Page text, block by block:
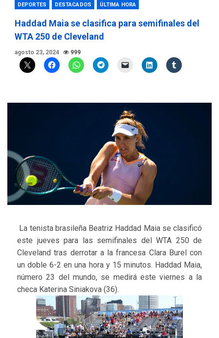
DEPORTES DESTACADOS ÚLTIMA HORA
Haddad Maia se clasifica para semifinales del
WTA 250 de Cleveland
agosto 23, 2024 999
La tenista brasileña Beatriz Haddad Maia se clasificó
este jueves para las semifinales del WTA 250 de
Cleveland tras derrotar a la francesa Clara Burel con
un doble 6-2 en una hora y 15 minutos. Haddad Maia,
número 23 del mundo, se medirá este viernes a la
checa Katerina Siniakova (36).